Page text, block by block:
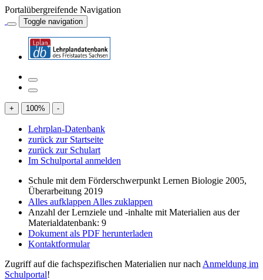
Portalübergreifende Navigation
Toggle navigation
+ 100% -
Lehrplan-Datenbank
zurück zur Startseite
zurück zur Schulart
Im Schulportal anmelden
Schule mit dem Förderschwerpunkt Lernen Biologie 2005,
Überarbeitung 2019
Alles aufklappen Alles zuklappen
Anzahl der Lernziele und -inhalte mit Materialien aus der
Materialdatenbank: 9
Dokument als PDF herunterladen
Kontaktformular
Zugriff auf die fachspezifischen Materialien nur nach Anmeldung im
Schulportal!